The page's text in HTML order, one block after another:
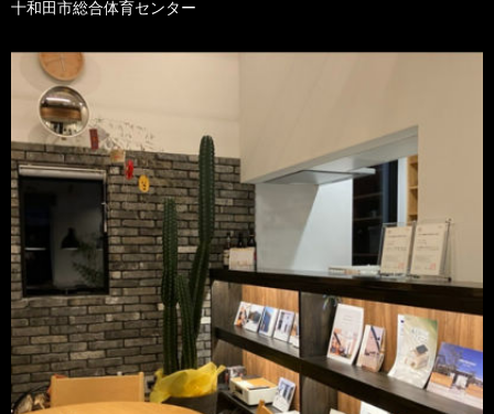
十和田市総合体育センター